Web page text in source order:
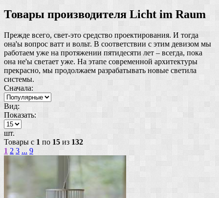
Товары производителя Licht im Raum
Прежде всего, свет-это средство проектирования. И тогда
она'ы вопрос ватт и вольт. В соответствии с этим девизом мы
работаем уже на протяжении пятидесяти лет – всегда, пока
она не'ы светает уже. На этапе современной архитектуры
прекрасно, мы продолжаем разрабатывать новые светила
системы.
Сначала:
Вид:
Показать:
шт.
Товары с 1 по 15 из 132
1 2 3 ... 9